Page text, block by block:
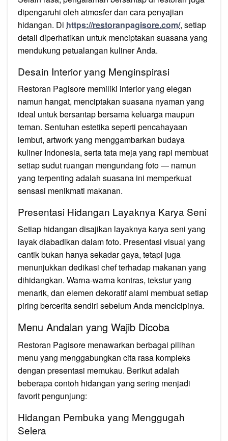
dipengaruhi oleh atmosfer dan cara penyajian
hidangan. Di https://restoranpagisore.com/, setiap
detail diperhatikan untuk menciptakan suasana yang
mendukung petualangan kuliner Anda.
Desain Interior yang Menginspirasi
Restoran Pagisore memiliki interior yang elegan
namun hangat, menciptakan suasana nyaman yang
ideal untuk bersantap bersama keluarga maupun
teman. Sentuhan estetika seperti pencahayaan
lembut, artwork yang menggambarkan budaya
kuliner Indonesia, serta tata meja yang rapi membuat
setiap sudut ruangan mengundang foto — namun
yang terpenting adalah suasana ini memperkuat
sensasi menikmati makanan.
Presentasi Hidangan Layaknya Karya Seni
Setiap hidangan disajikan layaknya karya seni yang
layak diabadikan dalam foto. Presentasi visual yang
cantik bukan hanya sekadar gaya, tetapi juga
menunjukkan dedikasi chef terhadap makanan yang
dihidangkan. Warna‑warna kontras, tekstur yang
menarik, dan elemen dekoratif alami membuat setiap
piring bercerita sendiri sebelum Anda mencicipinya.
Menu Andalan yang Wajib Dicoba
Restoran Pagisore menawarkan berbagai pilihan
menu yang menggabungkan cita rasa kompleks
dengan presentasi memukau. Berikut adalah
beberapa contoh hidangan yang sering menjadi
favorit pengunjung:
Hidangan Pembuka yang Menggugah
Selera